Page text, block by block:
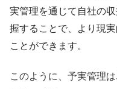
実管理を通じて自社の
握することで、より現
ことができます。
このように、予実管理